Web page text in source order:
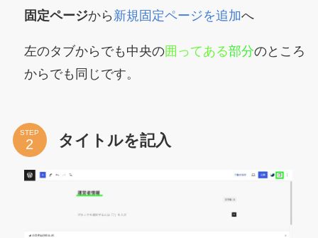
固定ページから 新規固定ページを追加へ
左のタブからでも中央の囲ってある部分のところ
からでも同じです。
STEP タイトルを記入